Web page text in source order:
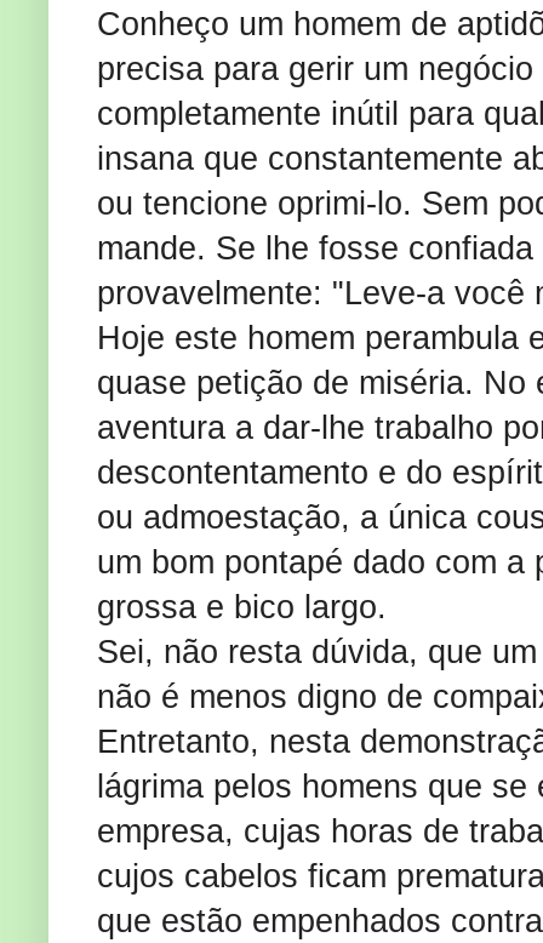
Conheço um homem de
precisa para gerir um
completamente inútil para
insana que constantemente
ou tencione oprimi-lo. Sem
mande. Se lhe fosse
provavelmente: "Leve-a você
Hoje este homem perambula
quase petição de miséria.
aventura a dar-lhe trabalho
descontentamento e do
ou admoestação, a única
um bom pontapé dado com
grossa e bico largo.
Sei, não resta dúvida, que
não é menos digno de
Entretanto, nesta
lágrima pelos homens que
empresa, cujas horas de
cujos cabelos ficam
que estão empenhados